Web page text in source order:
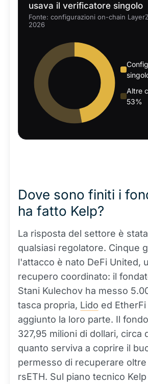
usava il verificatore singolo
Fonte: configurazioni on-chain
2026
Altre
53%
Dove sono finiti i
ha fatto Kelp?
La risposta del settore è
qualsiasi regolatore. Cinque
l'attacco è nato DeFi United,
recupero coordinato: il
Stani Kulechov ha messo
tasca propria, Lido ed
aggiunto la loro parte. Il
327,95 milioni di dollari, circa
quanto serviva a coprire il
permesso di recuperare
rsETH. Sul piano tecnico